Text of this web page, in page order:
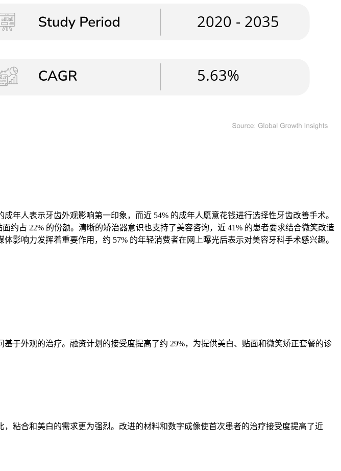
年人表示牙齿外观影响第一印象，而近 54% 的成年人愿意花钱进行选择性牙齿改善手术。
约占 22% 的份额。清晰的矫治器意识也支持了美容咨询，近 41% 的患者要求结合微笑改造
影响力发挥着重要作用，约 57% 的年轻消费者在网上曝光后表示对美容牙科手术感兴趣。
于外观的治疗。融资计划的接受度提高了约 29%，为提供美白、贴面和微笑矫正套餐的诊
粘合和美白的需求更为强烈。改进的材料和数字成像使首次患者的治疗接受度提高了近